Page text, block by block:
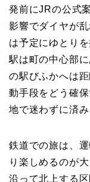
発前にJRの公式
影響でダイヤが
は予定にゆとり
駅は町の中心部
の駅びふかへは
動手段をどう確
地で迷わずに済み
鉄道での旅は、
り楽しめるのが
沿って北上する